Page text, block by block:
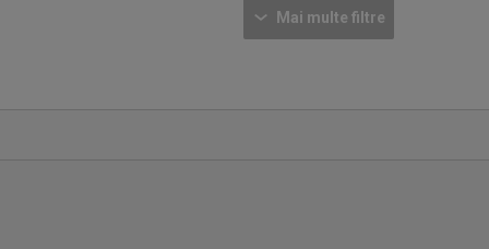
Mai multe filtre